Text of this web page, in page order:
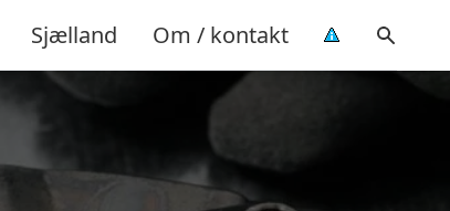
Sjælland Om / kontakt